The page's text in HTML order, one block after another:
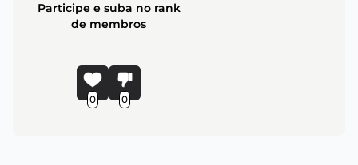
Participe e suba no rank
de membros
0 0